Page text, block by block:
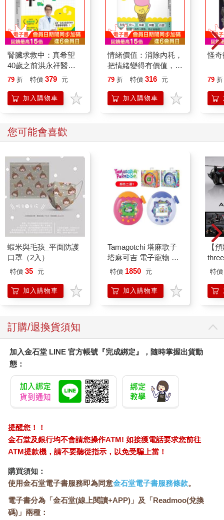
heart rate, MHR），就是220減去年齡，以我而言，今年56歲，我
的最大心跳應該是164，我運動的時候心跳維持在98到115之間，
就是在第二區。如果維持在148到164之間，就是在第五區。現在
很多智慧手錶都可以測量即時心跳，大家可以邊運動邊看手錶螢
幕，來控制自己運動強度的所屬區間。
我沒戴智慧手錶，所以我不常用心跳來做判斷，對於判斷是否為
第二區訓練，我個人還是喜歡用「能不能和旁人交談」作為標
準。至於第五區，如果不用心跳，有沒有什麼簡便的方法可以判
斷呢？有的，第五區的甜蜜點（sweet spot） 在3～8分鐘，意思
是在這個強度，你的體力只能撐3～8分鐘，如果你撐不了3分鐘，
表示強度太高了，可能衝到了第六區。如果可以撐8 分鐘以上，
那表示你下降到第四區。
根據科羅拉多州醫學院教授音度．山．米蘭（Inido San Millan）
的研究，第二區訓練是最能提升粒線體功能、增加粒線體數目、
提升細胞有氧呼吸、清除乳酸、增長壽命的運動強度。我們的骨
骼肌可簡單區分為慢肌和快肌，慢肌裡面粒線體多，當我們在進
行第二區訓練時，就是在訓練慢肌，所以最容易提升粒線體功
能。
日本慢跑專家梅方久仁子所提出的超慢跑，最近在日本非常受到
歡迎，事實上，這就是一種第二區訓練。超慢跑的時速大約5公里
左右，是用非常慢的方式在跑步，速度幾乎和走路一樣慢，但運
動效果卻是走路的2.5倍，跑步時可以輕鬆地和旁人聊天，而且保
持在微笑的狀態。港星周潤發就是超慢跑的愛好者，他還說「最
很多參加長跑比賽的人，平時都透過超慢跑來訓練，讓比賽成績
不斷進步。這看似有點違反常識，照道理說，應該用比賽的速度
果？但如果用粒線體的角度來解釋，就非常清楚了。因為第二區
訓練不產生乳酸，肌肉都是處在有氧呼吸，等於是用一種不費體
力的方式在訓練粒線體。一旦粒線體長期在輕鬆的情況下進行訓
練，例如每次30分鐘，每週三至五次，那麼粒線體的功能就會不
斷提升，等到參加正式比賽的時候，成績就會進步。
腎臟求救中：真希望
40歲之前洪永祥醫師
就告訴我這些事
79 折 特價 379 元
加入購物車
情緒價值：消除內耗，
把情緒變得有價值，跟
誰都能自在相處
79 折 特價 316 元
加入購物車
怪
79 折
您可能會喜歡
蝦米與毛孩_平面防護
口罩（2入）
特價 35 元
加入購物車
Tamagotchi 塔麻歌子
塔麻可吉 電子寵物 樂
園系列（熱帶橙果／極
特價 1850 元
加入購物車
【
VA
特價
訂購/退換貨須知
加入金石堂 LINE 官方帳號『完成綁定』，隨時掌握出貨動
態：
提醒您！！
金石堂及銀行均不會請您操作ATM! 如接獲電話要求您前往
ATM提款機，請不要聽從指示，以免受騙上當！
購買須知：
使用金石堂電子書服務即為同意金石堂電子書服務條款。
電子書分為「金石堂(線上閱讀+APP)」及「Readmoo(兌換
碼)」兩種：